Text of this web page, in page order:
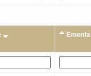
Ementa